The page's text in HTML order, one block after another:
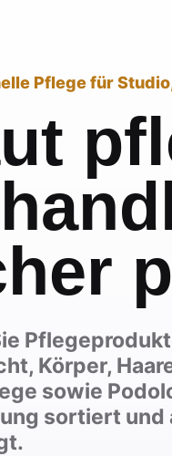
Pflege für
Körper,
sowie
sortiert und